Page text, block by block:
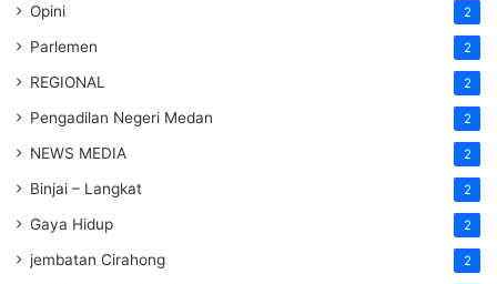
Opini 2
Parlemen 2
REGIONAL 2
Pengadilan Negeri Medan 2
NEWS MEDIA 2
Binjai – Langkat 2
Gaya Hidup 2
jembatan Cirahong 2